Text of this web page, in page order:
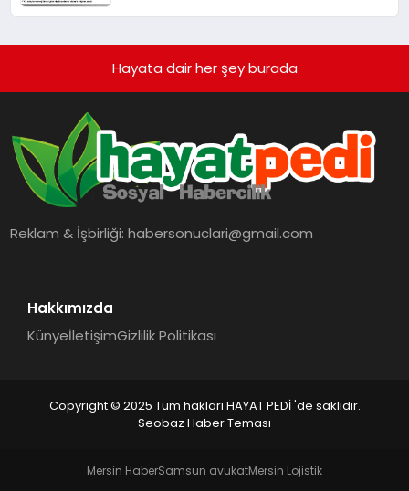
Hayata dair her şey burada
Reklam & İşbirliği:habersonuclari@gmail.com
Hakkımızda
KünyeİletişimGizlilik Politikası
Copyright © 2025 Tüm hakları HAYAT PEDİ 'de saklıdır.
Seobaz Haber Teması
Mersin HaberSamsun avukatMersin Lojistik